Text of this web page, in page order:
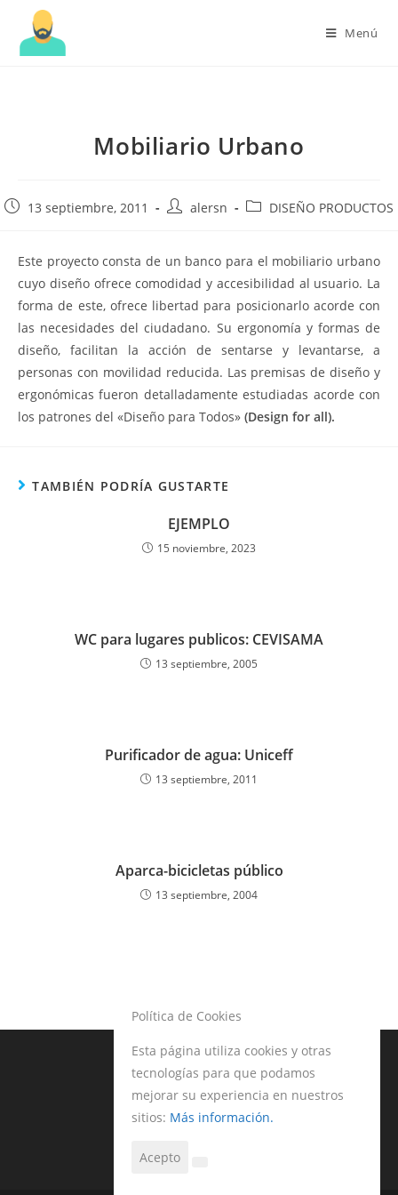
Menú
Mobiliario Urbano
Publicación
entrada:
13 septiembre, 2011
Autor
entrada:
alersn
Categoría
entrada:
DISEÑO PRODUCTOS
Este proyecto consta de un banco para el mobiliario urbano
cuyo diseño ofrece comodidad y accesibilidad al usuario. La
forma de este, ofrece libertad para posicionarlo acorde con
las necesidades del ciudadano. Su ergonomía y formas de
diseño, facilitan la acción de sentarse y levantarse, a
personas con movilidad reducida. Las premisas de diseño y
ergonómicas fueron detalladamente estudiadas acorde con
los patrones del «Diseño para Todos» (Design for all).
TAMBIÉN PODRÍA GUSTARTE
EJEMPLO
15 noviembre, 2023
WC para lugares publicos: CEVISAMA
13 septiembre, 2005
Purificador de agua: Uniceff
13 septiembre, 2011
Aparca-bicicletas público
13 septiembre, 2004
Política de Cookies
Esta página utiliza cookies y otras
tecnologías para que podamos
mejorar su experiencia en nuestros
sitios: Más información.
Acepto